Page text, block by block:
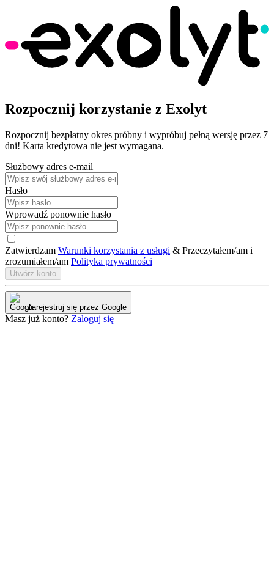
Rozpocznij korzystanie z Exolyt
Rozpocznij bezpłatny okres próbny i wypróbuj pełną wersję przez 7
dni! Karta kredytowa nie jest wymagana.
Służbowy adres e-mail
Hasło
Wprowadź ponownie hasło
Zatwierdzam Warunki korzystania z usługi & Przeczytałem/am i
zrozumiałem/am Polityka prywatności
Utwórz konto
Zarejestruj się przez Google
Masz już konto? Zaloguj się